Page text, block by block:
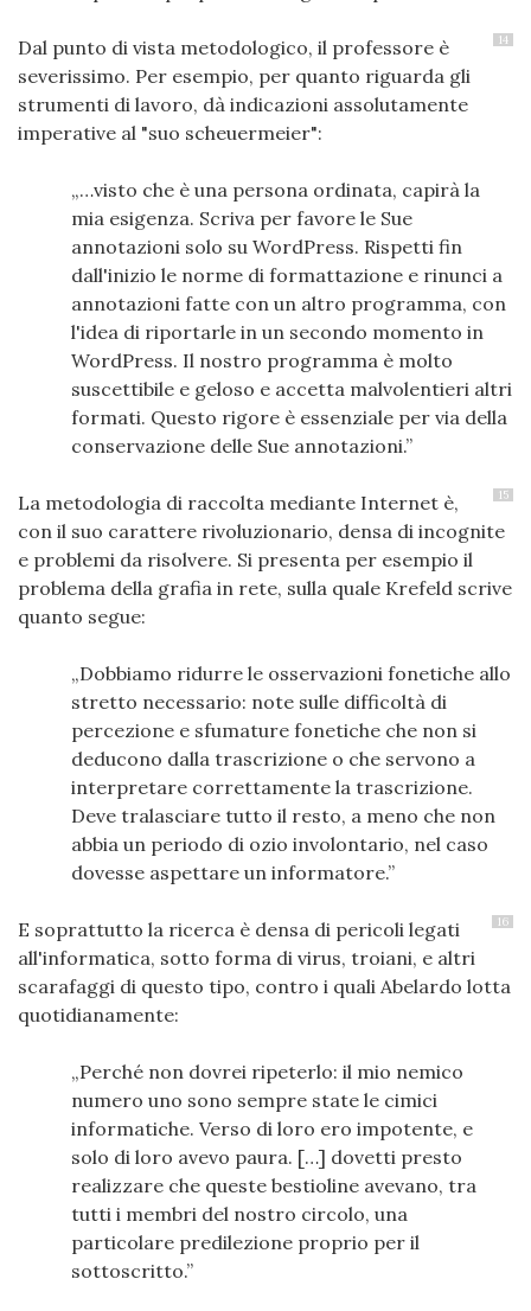
14
Dal punto di vista metodologico, il professore è
severissimo. Per esempio, per quanto riguarda gli
strumenti di lavoro, dà indicazioni assolutamente
imperative al "suo scheuermeier":
…visto che è una persona ordinata, capirà la
mia esigenza. Scriva per favore le Sue
annotazioni solo su WordPress. Rispetti fin
dall'inizio le norme di formattazione e rinunci a
annotazioni fatte con un altro programma, con
l'idea di riportarle in un secondo momento in
WordPress. Il nostro programma è molto
suscettibile e geloso e accetta malvolentieri altri
formati. Questo rigore è essenziale per via della
conservazione delle Sue annotazioni.
15
La metodologia di raccolta mediante Internet è,
con il suo carattere rivoluzionario, densa di incognite
e problemi da risolvere. Si presenta per esempio il
problema della grafia in rete, sulla quale Krefeld scrive
quanto segue:
Dobbiamo ridurre le osservazioni fonetiche allo
stretto necessario: note sulle difficoltà di
percezione e sfumature fonetiche che non si
deducono dalla trascrizione o che servono a
interpretare correttamente la trascrizione.
Deve tralasciare tutto il resto, a meno che non
abbia un periodo di ozio involontario, nel caso
dovesse aspettare un informatore.
16
E soprattutto la ricerca è densa di pericoli legati
all'informatica, sotto forma di virus, troiani, e altri
scarafaggi di questo tipo, contro i quali Abelardo lotta
quotidianamente:
Perché non dovrei ripeterlo: il mio nemico
numero uno sono sempre state le cimici
informatiche. Verso di loro ero impotente, e
solo di loro avevo paura. […] dovetti presto
realizzare che queste bestioline avevano, tra
tutti i membri del nostro circolo, una
particolare predilezione proprio per il
sottoscritto.